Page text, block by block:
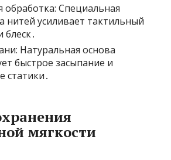
Специальная
нитей усиливает тактильный
Натуральная основа
быстрое засыпание и
статики․
мягкости